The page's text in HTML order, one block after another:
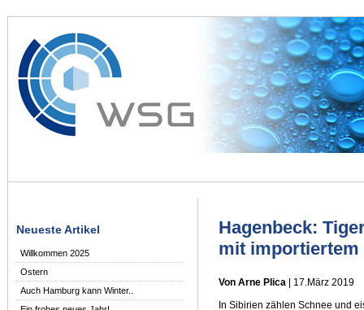
Neueste Artikel
Willkommen 2025
Ostern
Auch Hamburg kann Winter..
Hagenbeck:
mit importiertem
Von Arne Plica | 17.März 2019
In Sibirien zählen Schnee und